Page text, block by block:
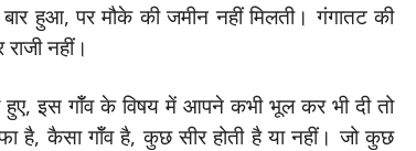
हुआ, पर मौके की जमीन नहीं मिलती। गंगातट की
नहीं।
इस गॉँव के विषय में आपने कभी भूल कर भी दी तो
है, कैसा गॉँव है, कुछ सीर होती है या नहीं। जो कुछ